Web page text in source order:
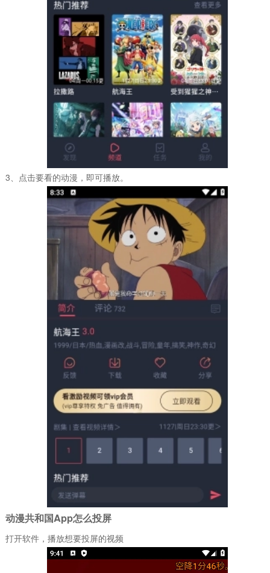
3、点击要看的动漫，即可播放。
动漫共和国App怎么投屏
打开软件，播放想要投屏的视频